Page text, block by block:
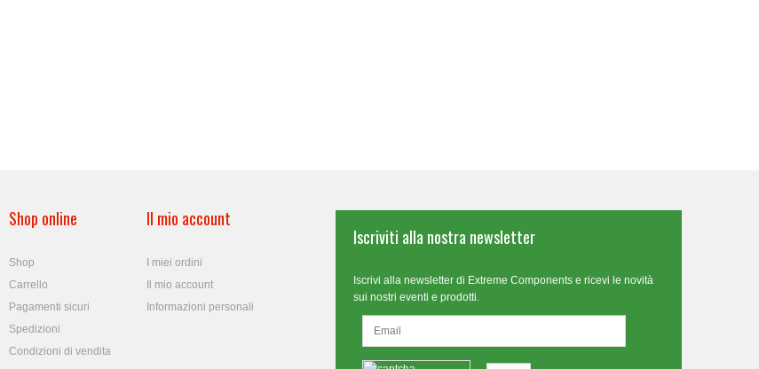
Shop online
Shop
Carrello
Pagamenti sicuri
Spedizioni
Condizioni di vendita
Il mio account
I miei ordini
Il mio account
Informazioni personali
Iscriviti alla nostra newsletter
Iscrivi alla newsletter di Extreme Components e ricevi le novità
sui nostri eventi e prodotti.